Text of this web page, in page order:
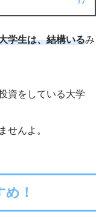
学生は、結構いるみ
資をしている大学
せんよ。
！